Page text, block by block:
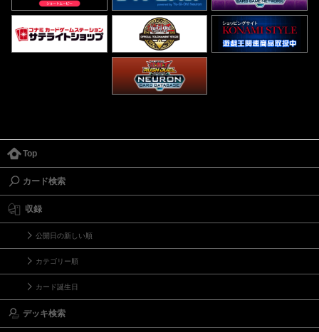
Top
カード検索
収録
公開日の新しい順
カテゴリー順
カード誕生日
デッキ検索